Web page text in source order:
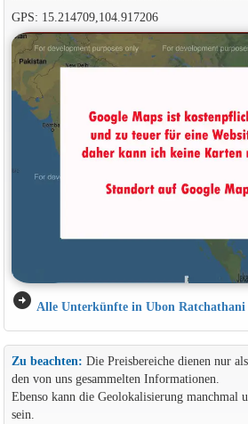
GPS: 15.214709,104.917206
arrow_circle_right Alle Unterkünfte in Ubon Ratchathani
Zu beachten: Die Preisbereiche dienen nur
den von uns gesammelten Informationen.
Ebenso kann die Geolokalisierung manchmal
sein.